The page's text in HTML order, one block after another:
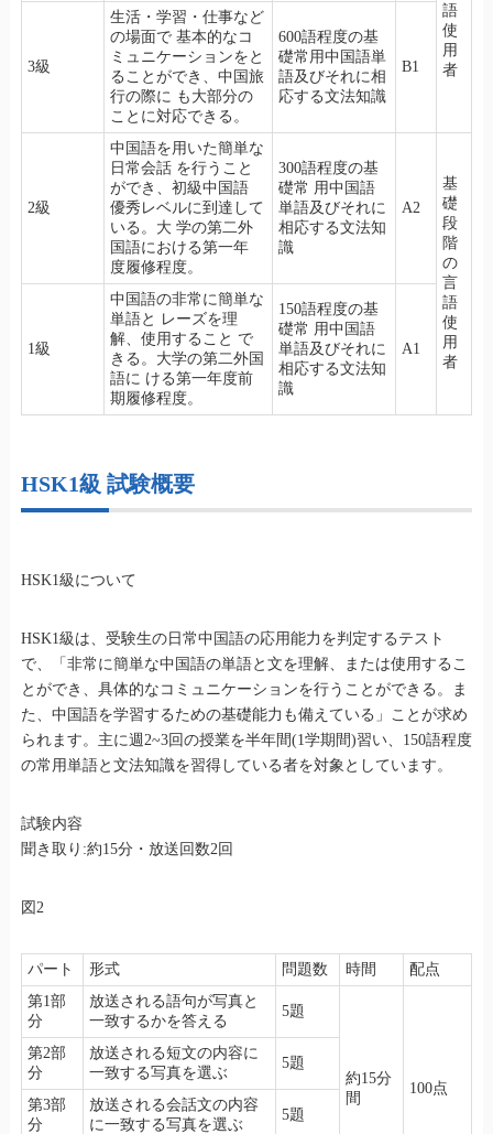
語
使
用
者
3級
生活・学習・仕事など
の場面で 基本的なコ
ミュニケーションをと
ることができ、中国旅
行の際に も大部分の
ことに対応できる。
600語程度の基
礎常用中国語単
語及びそれに相
応する文法知識
B1
2級
中国語を用いた簡単な
日常会話 を行うこと
ができ、初級中国語
優秀レベルに到達して
いる。大 学の第二外
国語における第一年
度履修程度。
300語程度の基
礎常 用中国語
単語及びそれに
相応する文法知
識
A2
基
礎
段
階
の
言
語
使
用
者
1級
中国語の非常に簡単な
単語と レーズを理
解、使用すること で
きる。大学の第二外国
語に ける第一年度前
期履修程度。
150語程度の基
礎常 用中国語
単語及びそれに
相応する文法知
識
A1
HSK1級 試験概要
HSK1級について
HSK1級は、受験生の日常中国語の応用能力を判定するテスト
で、「非常に簡単な中国語の単語と文を理解、または使用するこ
とができ、具体的なコミュニケーションを行うことができる。ま
た、中国語を学習するための基礎能力も備えている」ことが求め
られます。主に週2~3回の授業を半年間(1学期間)習い、150語程度
の常用単語と文法知識を習得している者を対象としています。
試験内容
聞き取り:約15分・放送回数2回
図2
パート 形式 問題数 時間
配点
第1部
分
放送される語句が写真と
一致するかを答える
5題
約15分
間
100点
第2部
分
放送される短文の内容に
一致する写真を選ぶ
5題
第3部
分
放送される会話文の内容
に一致する写真を選ぶ
5題